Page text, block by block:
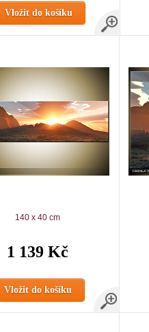
Vložit do košíku
140 x 40 cm
1 139 Kč
Vložit do košíku